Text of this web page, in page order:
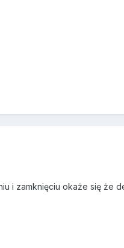
zamknięciu okaże się że